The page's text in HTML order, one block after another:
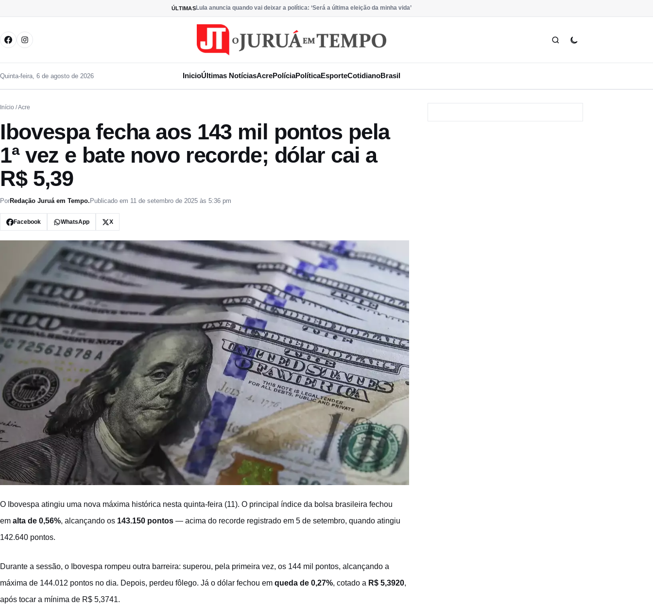
ÚLTIMASLula anuncia quando vai deixar a política: ‘Será a última eleição da minha vida’
Quinta-feira, 6 de agosto de 2026 InicioÚltimas NotíciasAcrePolíciaPolíticaEsporteCotidianoBrasil
Início / Acre
Ibovespa fecha aos 143 mil pontos pela
1ª vez e bate novo recorde; dólar cai a
R$ 5,39
PorRedação Juruá em Tempo. Publicado em 11 de setembro de 2025 às 5:36 pm
Facebook WhatsApp X
O Ibovespa atingiu uma nova máxima histórica nesta quinta-feira (11). O principal índice da bolsa brasileira fechou
em alta de 0,56%, alcançando os 143.150 pontos — acima do recorde registrado em 5 de setembro, quando atingiu
142.640 pontos.
Durante a sessão, o Ibovespa rompeu outra barreira: superou, pela primeira vez, os 144 mil pontos, alcançando a
máxima de 144.012 pontos no dia. Depois, perdeu fôlego. Já o dólar fechou em queda de 0,27%, cotado a R$ 5,3920,
após tocar a mínima de R$ 5,3741.